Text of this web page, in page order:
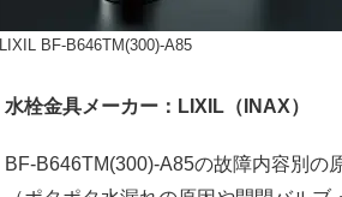
LIXIL BF-B646TM(300)-A85
水栓金具メーカー：LIXIL（INAX）
BF-B646TM(300)-A85の故障内容別の